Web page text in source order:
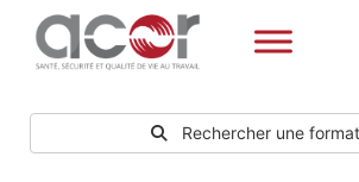
Rechercher une